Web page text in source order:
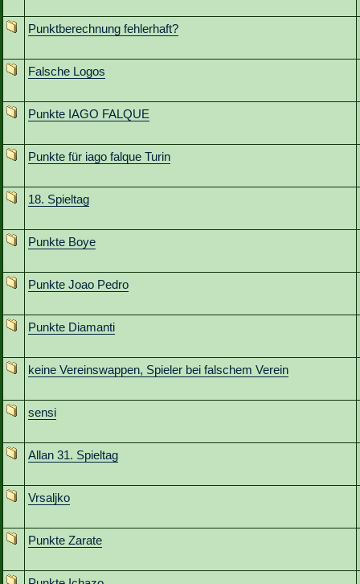
Punktberechnung fehlerhaft?
Falsche Logos
Punkte IAGO FALQUE
Punkte für iago falque Turin
18. Spieltag
Punkte Boye
Punkte Joao Pedro
Punkte Diamanti
keine Vereinswappen, Spieler bei falschem Verein
sensi
Allan 31. Spieltag
Vrsaljko
Punkte Zarate